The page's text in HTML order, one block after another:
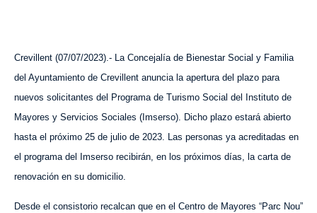
Crevillent (07/07/2023).- La Concejalía de Bienestar Social y Familia
del Ayuntamiento de Crevillent anuncia la apertura del plazo para
nuevos solicitantes del Programa de Turismo Social del Instituto de
Mayores y Servicios Sociales (Imserso). Dicho plazo estará abierto
hasta el próximo 25 de julio de 2023. Las personas ya acreditadas en
el programa del Imserso recibirán, en los próximos días, la carta de
renovación en su domicilio.
Desde el consistorio recalcan que en el Centro de Mayores “Parc Nou”